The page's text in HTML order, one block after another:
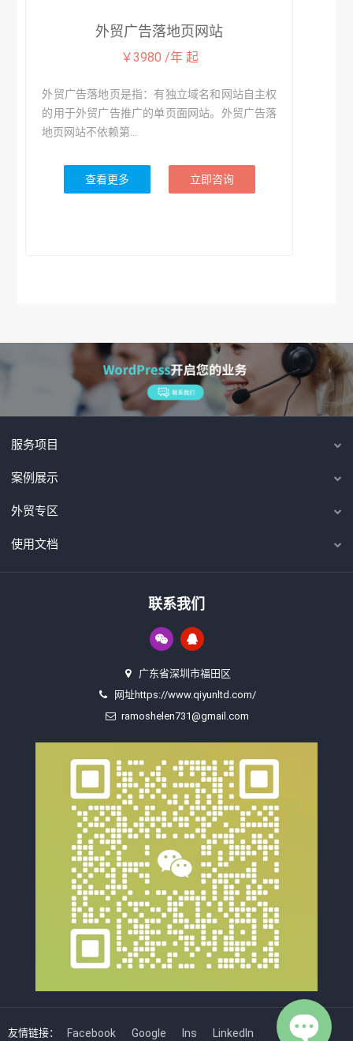
外贸广告落地页网站
￥3980 /年 起
外贸广告落地页是指：有独立域名和网站自主权
的用于外贸广告推广的单页面网站。外贸广告落
地页网站不依赖第...
查看更多 立即咨询
服务项目
案例展示
外贸专区
使用文档
联系我们
广东省深圳市福田区
网址https://www.qiyunltd.com/
ramoshelen731@gmail.com
友情链接： Facebook Google Ins LinkedIn